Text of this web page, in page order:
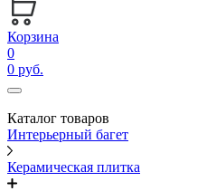
Корзина
0
0 руб.
Каталог товаров
Интерьерный багет
Керамическая плитка